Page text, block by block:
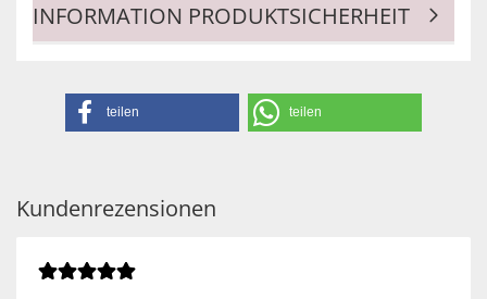
INFORMATION PRODUKTSICHERHEIT
teilen teilen
Kundenrezensionen